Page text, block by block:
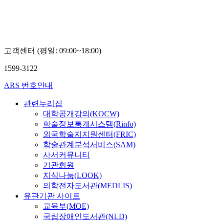
고객센터 (평일: 09:00~18:00)
1599-3122
ARS 번호안내
관련누리집
대학공개강의(KOCW)
학술정보통계시스템(Rinfo)
외국학술지지원센터(FRIC)
학술관계분석서비스(SAM)
사서커뮤니티
기관회원
지식나눔(LOOK)
의학전자도서관(MEDLIS)
유관기관 사이트
교육부(MOE)
국립장애인도서관(NLD)